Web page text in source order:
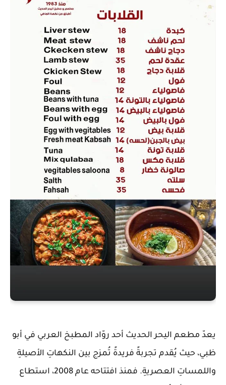
يعدّ مطعم اليحر الحديث أحد روّاد المطبخ العربي في أبو
ظبي، حيث يُقدم تجربةً فريدةً تُمزج بين النكهاتِ الأصيلةِ
واللمساتِ العصريةِ. فمنذ افتتاحه عام 2008، استطاع